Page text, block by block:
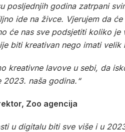
posljednjih godina zatrpani
ide na živce. Vjerujem da
će nas sve podsjetiti koliko
biti kreativan nego imati velik
kreativne lavove u sebi, da
naša godina.“
Zoo agencija
u digitalu biti sve više i u